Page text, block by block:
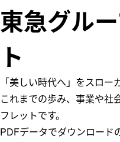
ン
移
動
プとは
プ
プの事業
体
プの礎を築
いた人々
渋沢栄一・矢
一三
五島慶太
ル
渋谷
五島育英会
亜細亜学園
五島美術館
ム
東
ム
東急グル
ト
「美しい時代へ」をスロ
これまでの歩み、事業や社
フレットです。
PDFデータでダウンロード